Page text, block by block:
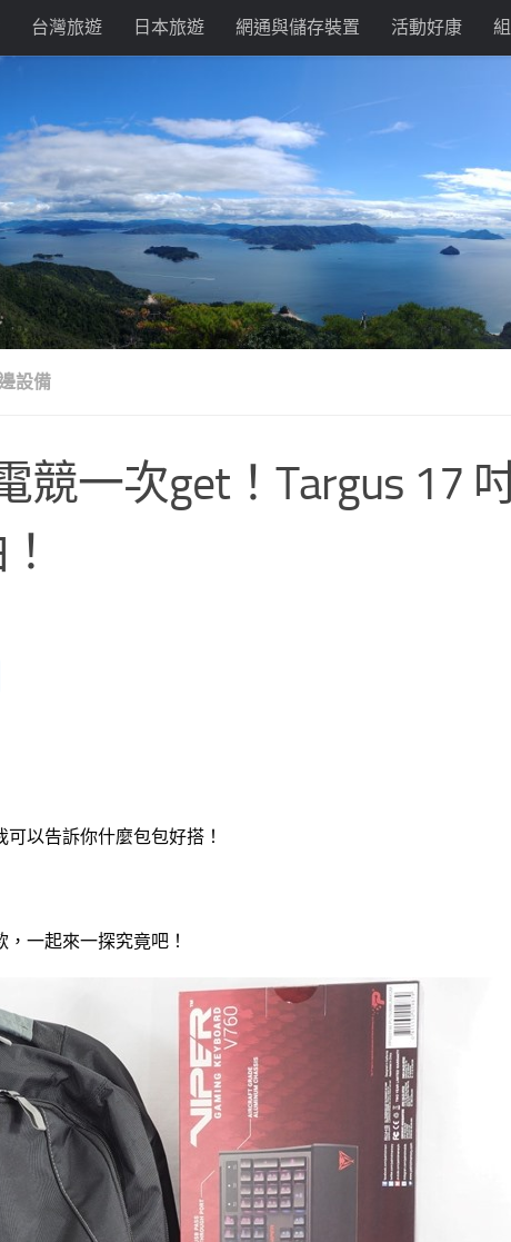
台灣旅遊 日本旅遊 網通與儲存裝置 活動好康
設備
競一次get！Targus 17
以告訴你什麼包包好搭！
一起來一探究竟吧！